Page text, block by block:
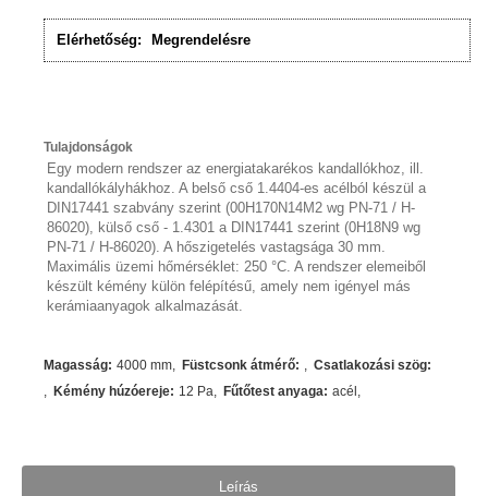
Elérhetőség: Megrendelésre
Tulajdonságok
Egy modern rendszer az energiatakarékos kandallókhoz, ill.
kandallókályhákhoz. A belső cső 1.4404-es acélból készül a
DIN17441 szabvány szerint (00H170N14M2 wg PN-71 / H-
86020), külső cső - 1.4301 a DIN17441 szerint (0H18N9 wg
PN-71 / H-86020). A hőszigetelés vastagsága 30 mm.
Maximális üzemi hőmérséklet: 250 °C. A rendszer elemeiből
készült kémény külön felépítésű, amely nem igényel más
kerámiaanyagok alkalmazását.
Magasság: 4000 mm Füstcsonk átmérő: Csatlakozási szög:
Kémény húzóereje: 12 Pa Fűtőtest anyaga: acél
Leírás